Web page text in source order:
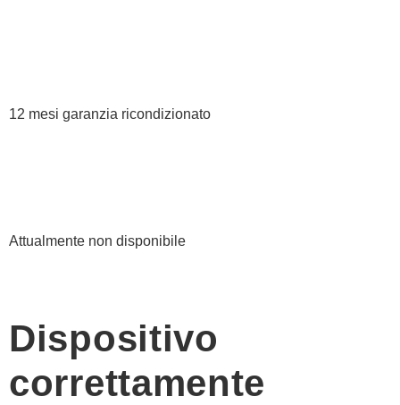
12 mesi garanzia ricondizionato
Attualmente non disponibile
Dispositivo
correttamente